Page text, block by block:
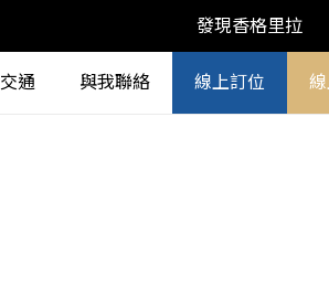
發現香格里拉
交通 與我聯絡 線上訂位